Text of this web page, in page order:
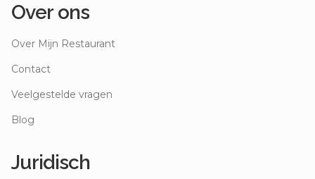
Over ons
Over Mijn Restaurant
Contact
Veelgestelde vragen
Blog
Juridisch